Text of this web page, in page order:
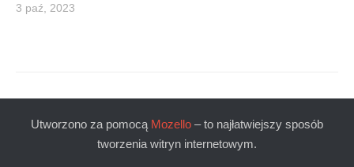
3 paź, 2023
Utworzono za pomocą Mozello – to najłatwiejszy sposób
tworzenia witryn internetowym.